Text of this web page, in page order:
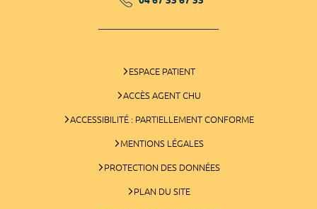
ESPACE PATIENT
ACCÈS AGENT CHU
ACCESSIBILITÉ : PARTIELLEMENT CONFORME
MENTIONS LÉGALES
PROTECTION DES DONNÉES
PLAN DU SITE